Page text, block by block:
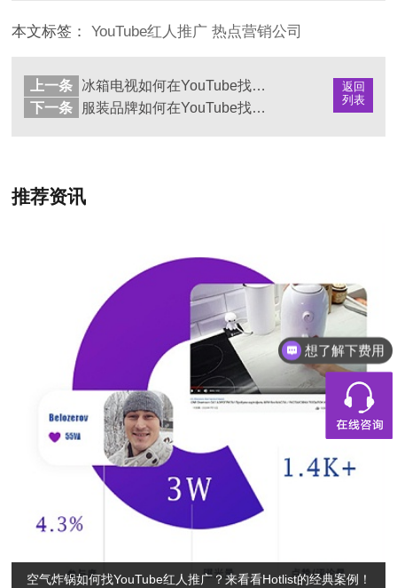
本文标签：YouTube红人推广热点营销公司
返回
列表
上一条
冰箱电视如何在YouTube找红人推广？来看看Hotlist的经典案例！
下一条
服装品牌如何在YouTube找红人推广？来看看Hotlist的经典案例！
推荐资讯
空气炸锅如何找YouTube红人推广？来看看Hotlist的经典案例！
想了解下费用
都有什么服务